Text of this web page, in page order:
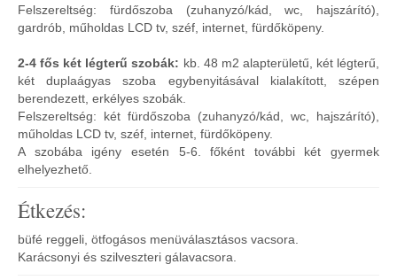
Felszereltség: fürdőszoba (zuhanyzó/kád, wc, hajszárító),
gardrób, műholdas LCD tv, széf, internet, fürdőköpeny.
2-4 fős két légterű szobák: kb. 48 m2 alapterületű, két légterű,
két duplaágyas szoba egybenyitásával kialakított, szépen
berendezett, erkélyes szobák.
Felszereltség: két fürdőszoba (zuhanyzó/kád, wc, hajszárító),
műholdas LCD tv, széf, internet, fürdőköpeny.
A szobába igény esetén 5-6. főként további két gyermek
elhelyezhető.
Étkezés:
büfé reggeli, ötfogásos menüválasztásos vacsora.
Karácsonyi és szilveszteri gálavacsora.